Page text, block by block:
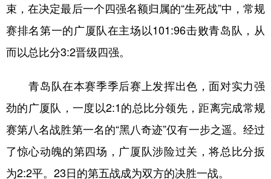
法律 中央文件
彩票 娱乐 时尚 悦读
公益 一带一路 亚太网 上市公司
束，在决定最后一个四强名额归属的“生死战”中，常规
赛排名第一的广厦队在主场以101:96击败青岛队，从
而以总比分3:2晋级四强。
青岛队在本赛季季后赛上发挥出色，面对实力强
劲的广厦队，一度以2:1的总比分领先，距离完成常规
赛第八名战胜第一名的“黑八奇迹”仅有一步之遥。经过
了惊心动魄的第四场，广厦队涉险过关，将总比分扳
为2:2平。23日的第五战成为双方的决胜一战。